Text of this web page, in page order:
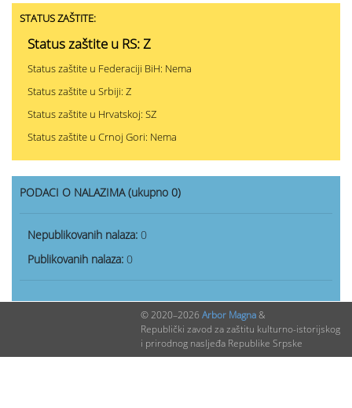
STATUS ZAŠTITE:
Status zaštite u RS: Z
Status zaštite u Federaciji BiH: Nema
Status zaštite u Srbiji: Z
Status zaštite u Hrvatskoj: SZ
Status zaštite u Crnoj Gori: Nema
PODACI O NALAZIMA (ukupno 0)
Nepublikovanih nalaza: 0
Publikovanih nalaza: 0
© 2020–2026 Arbor Magna&
Republički zavod za zaštitu kulturno-istorijskog
i prirodnog nasljeđa Republike Srpske